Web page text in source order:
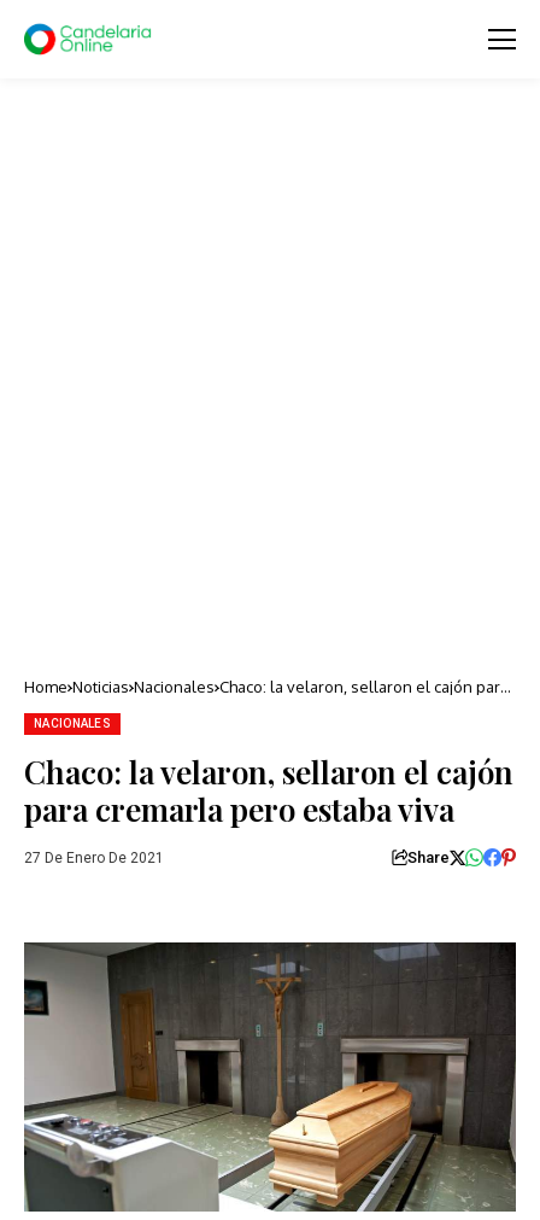
Home Noticias Nacionales Chaco: la velaron, sellaron el cajón para
NACIONALES
Chaco: la velaron, sellaron el cajón
para cremarla pero estaba viva
27 De Enero De 2021 Share